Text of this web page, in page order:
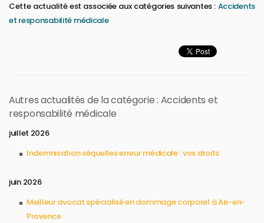
Cette actualité est associée aux catégories suivantes : Accidents
et responsabilité médicale
Autres actualités de la catégorie : Accidents et
responsabilité médicale
juillet 2026
Indemnisation séquelles erreur médicale : vos droits
juin 2026
Meilleur avocat spécialisé en dommage corporel à Aix-en-
Provence